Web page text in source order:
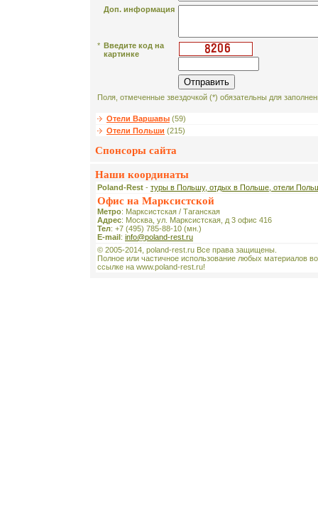
Доп. информация
* Введите код на
картинке
Поля, отмеченные звездочкой (*) обязательны для
Отели Варшавы (59)
Отели Польши (215)
Спонсоры сайта
Наши координаты
Poland-Rest - туры в Польшу, отдых в Польше, отели
Офис на Марксистской
Метро: Марксистская / Таганская
Адрес: Москва, ул. Марксистская, д 3 офис 416
Тел: +7 (495) 785-88-10 (мн.)
E-mail: info@poland-rest.ru
© 2005-2014, poland-rest.ru Все права защищены.
Полное или частичное использование любых материалов
ссылке на www.poland-rest.ru!